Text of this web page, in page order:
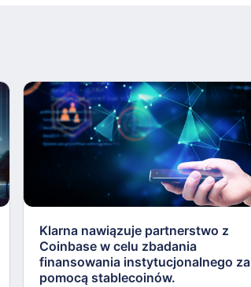
Klarna nawiązuje partnerstwo z
Coinbase w celu zbadania
finansowania instytucjonalnego za
pomocą stablecoinów.